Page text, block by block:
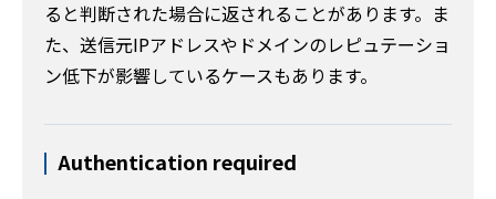
ると判断された場合に返されることがあります。ま
た、送信元IPアドレスやドメインのレピュテーショ
ン低下が影響しているケースもあります。
Authentication required